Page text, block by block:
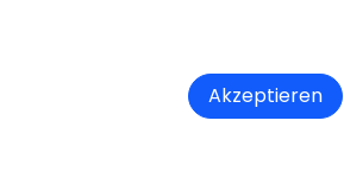
🇦🇹 Register
Akzeptieren